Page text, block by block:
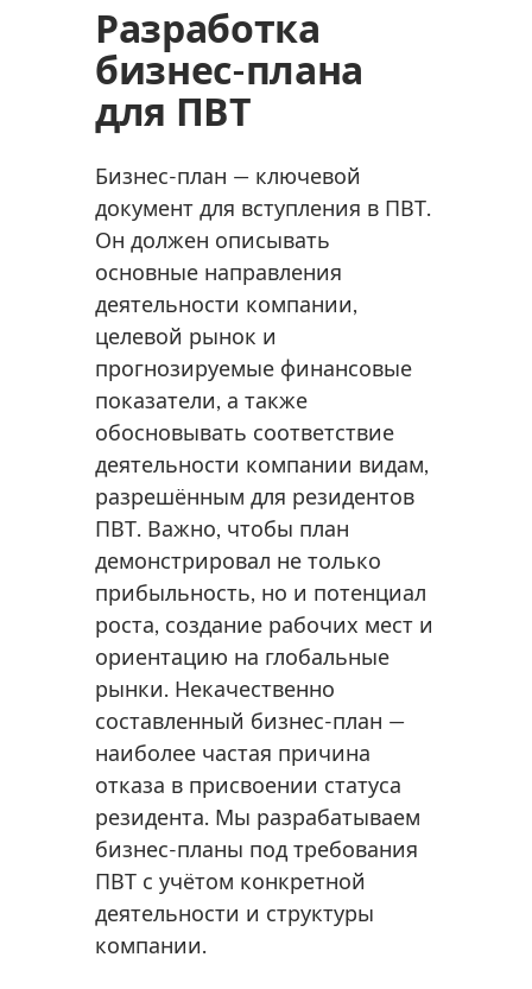
Разработка
бизнес-плана
для ПВТ
Бизнес-план — ключевой
документ для вступления в ПВТ.
Он должен описывать
основные направления
деятельности компании,
целевой рынок и
прогнозируемые финансовые
показатели, а также
обосновывать соответствие
деятельности компании видам,
разрешённым для резидентов
ПВТ. Важно, чтобы план
демонстрировал не только
прибыльность, но и потенциал
роста, создание рабочих мест и
ориентацию на глобальные
рынки. Некачественно
составленный бизнес-план —
наиболее частая причина
отказа в присвоении статуса
резидента. Мы разрабатываем
бизнес-планы под требования
ПВТ с учётом конкретной
деятельности и структуры
компании.